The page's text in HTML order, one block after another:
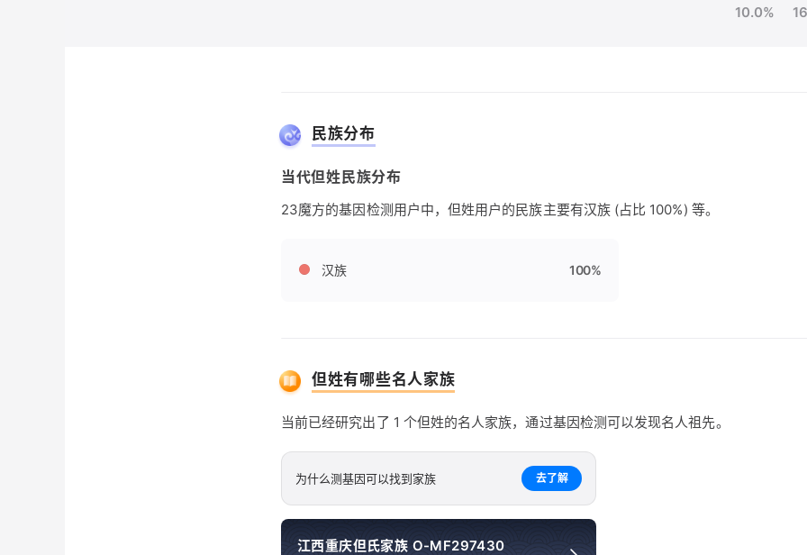
10.0%
民族分布
当代但姓民族分布
23魔方的基因检测用户中，但姓用户的民族主要有汉族 (占比 100%) 等。
汉族 100%
但姓有哪些名人家族
当前已经研究出了 1 个但姓的名人家族，通过基因检测可以发现名人祖先。
为什么测基因可以找到家族 去了解
江西重庆但氏家族 O-MF297430